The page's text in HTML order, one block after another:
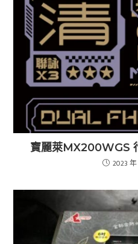
寶麗萊MX200WGS
2023 年